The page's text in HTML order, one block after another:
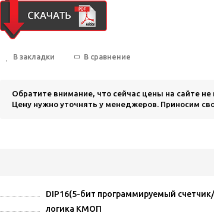
В закладки В сравнение
Обратите внимание, что сейчас цены на сайте
Цену нужно уточнять у менеджеров. Приносим
DIP16(5-бит программируемый
логика КМОП